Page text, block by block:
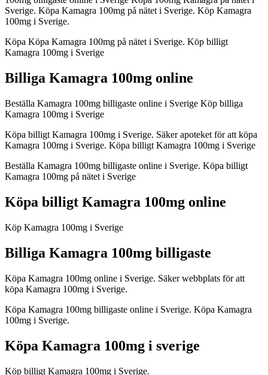
Sverige. Köpa Kamagra 100mg på nätet i Sverige. Köp Kamagra
100mg i Sverige.
Köpa Köpa Kamagra 100mg på nätet i Sverige. Köp billigt
Kamagra 100mg i Sverige
Billiga Kamagra 100mg online
Beställa Kamagra 100mg billigaste online i Sverige Köp billiga
Kamagra 100mg i Sverige
Köpa billigt Kamagra 100mg i Sverige. Säker apoteket för att köpa
Kamagra 100mg i Sverige. Köpa billigt Kamagra 100mg i Sverige
Beställa Kamagra 100mg billigaste online i Sverige. Köpa billigt
Kamagra 100mg på nätet i Sverige
Köpa billigt Kamagra 100mg online
Köp Kamagra 100mg i Sverige
Billiga Kamagra 100mg billigaste
Köpa Kamagra 100mg online i Sverige. Säker webbplats för att
köpa Kamagra 100mg i Sverige.
Köpa Kamagra 100mg billigaste online i Sverige. Köpa Kamagra
100mg i Sverige.
Köpa Kamagra 100mg i sverige
Köp billigt Kamagra 100mg i Sverige.